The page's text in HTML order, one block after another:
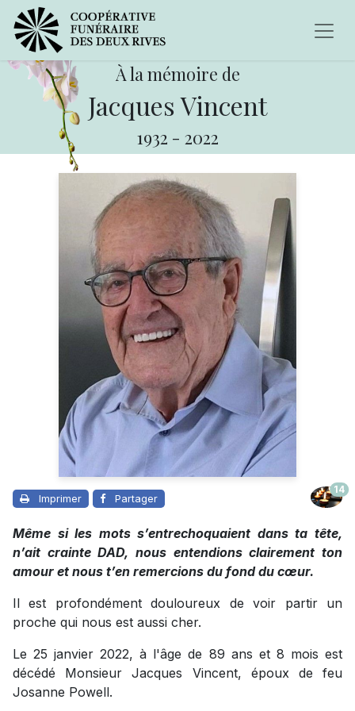
À la mémoire de
Jacques Vincent
1932 - 2022
Imprimer Partager
14
Même si les mots s’entrechoquaient dans ta tête,
n’ait crainte DAD, nous entendions clairement ton
amour et nous t’en remercions du fond du cœur.
Il est profondément douloureux de voir partir un
proche qui nous est aussi cher.
Le 25 janvier 2022, à l'âge de 89 ans et 8 mois est
décédé Monsieur Jacques Vincent, époux de feu
Josanne Powell.